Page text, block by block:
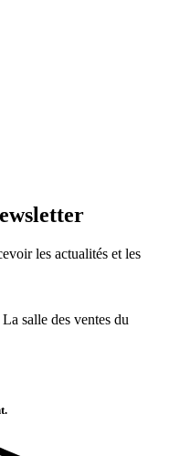
les actualités et les
salle des ventes du